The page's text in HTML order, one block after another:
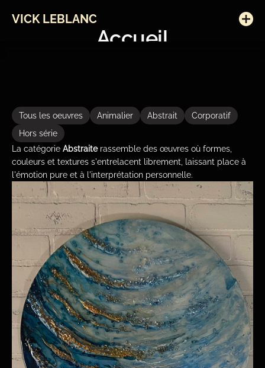
VICK LEBLANC
Accueil
Œuvres
INSTAGRAM FACEBOOK
Abstrait
Tous les oeuvres Animalier Abstrait
Corporatif
Hors série
La catégorie Abstraite rassemble des œuvres où formes,
couleurs et textures s'entrelacent librement, laissant place à
l'émotion pure et à l'interprétation personnelle.